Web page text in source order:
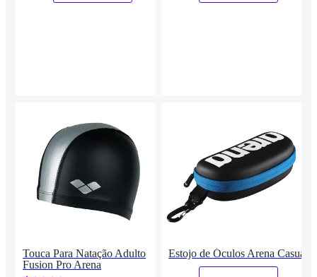
Touca Para Natação Adulto
Fusion Pro Arena
Estojo de Óculos Arena Casual